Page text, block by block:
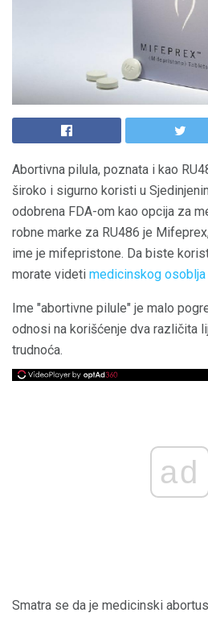
Abortivna pilula, poznata i kao
široko i sigurno koristi u
odobrena FDA-om kao opcija za
robne marke za RU486 je
ime je mifepristone. Da biste
morate videti medicinskog osoblja
Ime "abortivne pilule" je malo
odnosi na korišćenje dva različita
trudnoća.
ad
Smatra se da je medicinski